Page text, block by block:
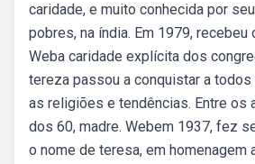
caridade, e muito conhecida por
pobres, na índia. Em 1979, recebeu
Weba caridade explícita dos
tereza passou a conquistar a todos
as religiões e tendências. Entre os
dos 60, madre. Webem 1937, fez
o nome de teresa, em homenagem